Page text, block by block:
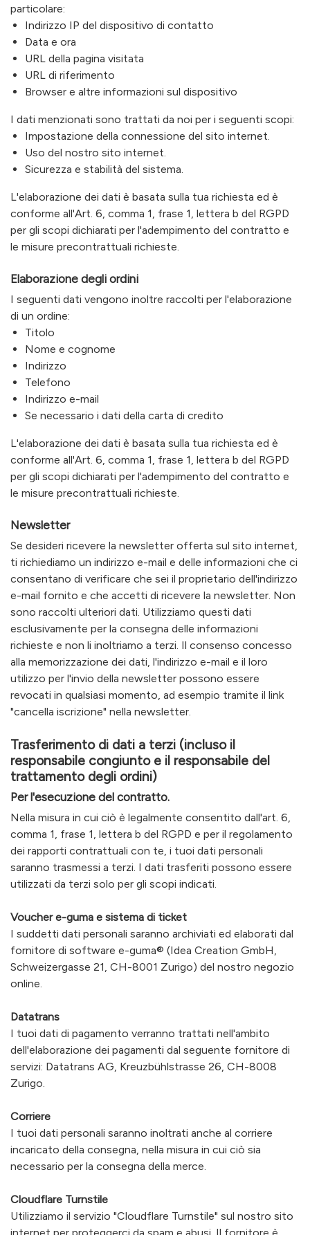
particolare:
Indirizzo IP del dispositivo di contatto
Data e ora
URL della pagina visitata
URL di riferimento
Browser e altre informazioni sul dispositivo
I dati menzionati sono trattati da noi per i seguenti scopi:
Impostazione della connessione del sito internet.
Uso del nostro sito internet.
Sicurezza e stabilità del sistema.
L'elaborazione dei dati è basata sulla tua richiesta ed è
conforme all'Art. 6, comma 1, frase 1, lettera b del RGPD
per gli scopi dichiarati per l'adempimento del contratto e
le misure precontrattuali richieste.
Elaborazione degli ordini
I seguenti dati vengono inoltre raccolti per l'elaborazione
di un ordine:
Titolo
Nome e cognome
Indirizzo
Telefono
Indirizzo e-mail
Se necessario i dati della carta di credito
L'elaborazione dei dati è basata sulla tua richiesta ed è
conforme all'Art. 6, comma 1, frase 1, lettera b del RGPD
per gli scopi dichiarati per l'adempimento del contratto e
le misure precontrattuali richieste.
Newsletter
Se desideri ricevere la newsletter offerta sul sito internet,
ti richiediamo un indirizzo e-mail e delle informazioni che ci
consentano di verificare che sei il proprietario dell'indirizzo
e-mail fornito e che accetti di ricevere la newsletter. Non
sono raccolti ulteriori dati. Utilizziamo questi dati
esclusivamente per la consegna delle informazioni
richieste e non li inoltriamo a terzi. Il consenso concesso
alla memorizzazione dei dati, l'indirizzo e-mail e il loro
utilizzo per l'invio della newsletter possono essere
revocati in qualsiasi momento, ad esempio tramite il link
"cancella iscrizione" nella newsletter.
Trasferimento di dati a terzi (incluso il
responsabile congiunto e il responsabile del
trattamento degli ordini)
Per l'esecuzione del contratto.
Nella misura in cui ciò è legalmente consentito dall'art. 6,
comma 1, frase 1, lettera b del RGPD e per il regolamento
dei rapporti contrattuali con te, i tuoi dati personali
saranno trasmessi a terzi. I dati trasferiti possono essere
utilizzati da terzi solo per gli scopi indicati.
Voucher e-guma e sistema di ticket
I suddetti dati personali saranno archiviati ed elaborati dal
fornitore di software e-guma® (Idea Creation GmbH,
Schweizergasse 21, CH-8001 Zurigo) del nostro negozio
online.
Datatrans
I tuoi dati di pagamento verranno trattati nell'ambito
dell'elaborazione dei pagamenti dal seguente fornitore di
servizi: Datatrans AG, Kreuzbühlstrasse 26, CH-8008
Zurigo.
Corriere
I tuoi dati personali saranno inoltrati anche al corriere
incaricato della consegna, nella misura in cui ciò sia
necessario per la consegna della merce.
Cloudflare Turnstile
Utilizziamo il servizio "Cloudflare Turnstile" sul nostro sito